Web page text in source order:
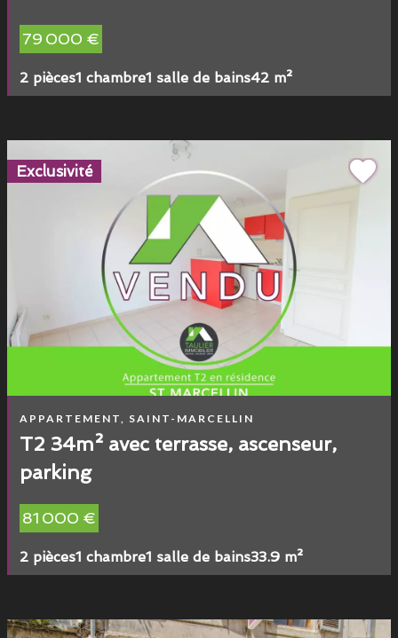
79 000 €
2 pièces1 chambre1 salle de bains42 m²
APPARTEMENT, SAINT-MARCELLIN
T2 34m² avec terrasse, ascenseur,
parking
81 000 €
2 pièces1 chambre1 salle de bains33.9 m²
Exclusivité